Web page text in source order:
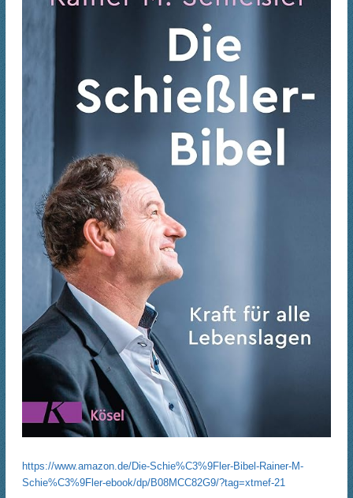
https://www.amazon.de/Die-Schie%C3%9Fler-Bibel-Rainer-M-
Schie%C3%9Fler-ebook/dp/B08MCC82G9/?tag=xtmef-21